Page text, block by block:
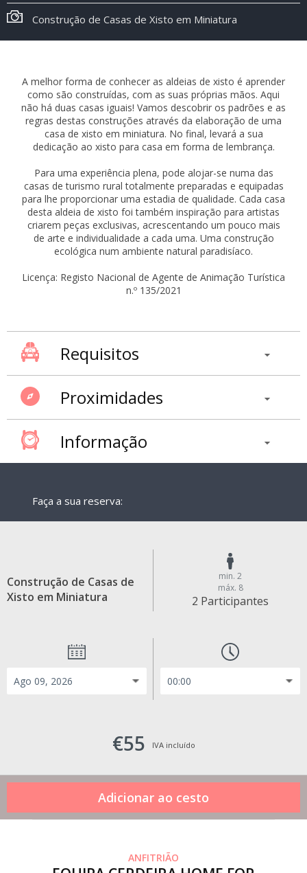
Construção de Casas de Xisto em Miniatura
A melhor forma de conhecer as aldeias de xisto é aprender
como são construídas, com as suas próprias mãos. Aqui
não há duas casas iguais! Vamos descobrir os padrões e as
regras destas construções através da elaboração de uma
casa de xisto em miniatura. No final, levará a sua
dedicação ao xisto para casa em forma de lembrança.
Para uma experiência plena, pode alojar-se numa das
casas de turismo rural totalmente preparadas e equipadas
para lhe proporcionar uma estadia de qualidade. Cada casa
desta aldeia de xisto foi também inspiração para artistas
criarem peças exclusivas, acrescentando um pouco mais
de arte e individualidade a cada uma. Uma construção
ecológica num ambiente natural paradisíaco.
Licença: Registo Nacional de Agente de Animação Turística
n.º 135/2021
Requisitos
Proximidades
Informação
Faça a sua reserva:
Construção de Casas de
Xisto em Miniatura
min. 2
máx. 8
2 Participantes
€55 IVA incluído
ANFITRIÃO